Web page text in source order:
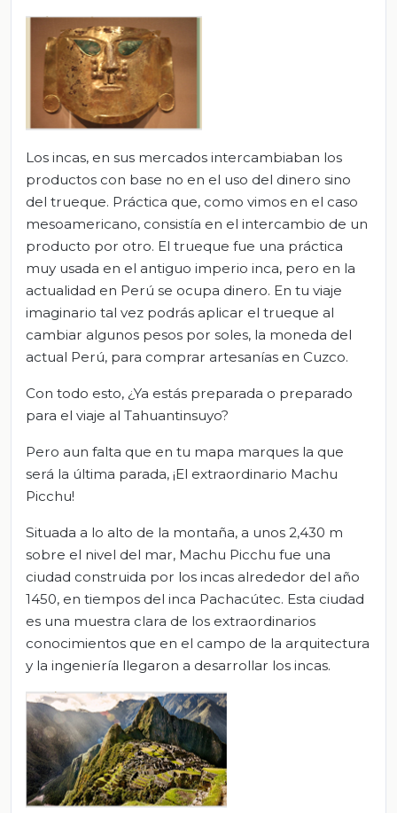
Los incas, en sus mercados intercambiaban los
productos con base no en el uso del dinero sino
del trueque. Práctica que, como vimos en el caso
mesoamericano, consistía en el intercambio de un
producto por otro. El trueque fue una práctica
muy usada en el antiguo imperio inca, pero en la
actualidad en Perú se ocupa dinero. En tu viaje
imaginario tal vez podrás aplicar el trueque al
cambiar algunos pesos por soles, la moneda del
actual Perú, para comprar artesanías en Cuzco.
Con todo esto, ¿Ya estás preparada o preparado
para el viaje al Tahuantinsuyo?
Pero aun falta que en tu mapa marques la que
será la última parada, ¡El extraordinario Machu
Picchu!
Situada a lo alto de la montaña, a unos 2,430 m
sobre el nivel del mar, Machu Picchu fue una
ciudad construida por los incas alrededor del año
1450, en tiempos del inca Pachacútec. Esta ciudad
es una muestra clara de los extraordinarios
conocimientos que en el campo de la arquitectura
y la ingeniería llegaron a desarrollar los incas.